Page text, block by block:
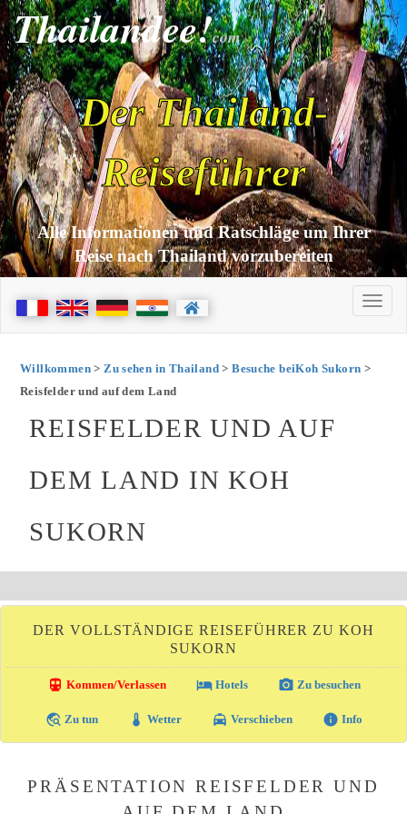
Thailandee!com
Der Thailand-
Reiseführer
Alle Informationen und Ratschläge um Ihrer
Reise nach Thailand vorzubereiten
Willkommen>Zu sehen in Thailand>Besuche beiKoh Sukorn >
Reisfelder und auf dem Land
REISFELDER UND AUF
DEM LAND IN KOH
SUKORN
DER VOLLSTÄNDIGE REISEFÜHRER ZU KOH
SUKORN
directions_transit Kommen/Verlassen local_hotelHotels photo_camera Zu besuchen
travel_explore Zu tun thermostat Wetter local_taxi Verschieben info Info
PRÄSENTATION REISFELDER UND